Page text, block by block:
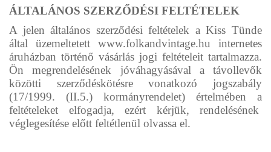
ÁLTALÁNOS SZERZŐDÉSI FELTÉTELEK
A jelen általános szerződési feltételek a Kiss Tünde
által üzemeltetett www.folkandvintage.hu internetes
áruházban történő vásárlás jogi feltételeit tartalmazza.
Ön megrendelésének jóváhagyásával a távollevők
közötti szerződéskötésre vonatkozó jogszabály
(17/1999. (II.5.) kormányrendelet) értelmében a
feltételeket elfogadja, ezért kérjük, rendelésének
véglegesítése előtt feltétlenül olvassa el.